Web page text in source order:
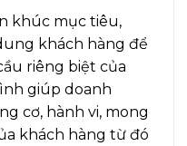
khúc mục tiêu,
khách hàng để
riêng biệt của
giúp doanh
cơ, hành vi, mong
khách hàng từ đó